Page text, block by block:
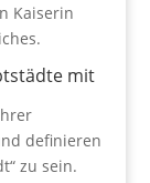
Kaiserin
mit
definieren
zu sein.